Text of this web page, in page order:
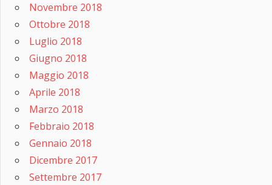
Novembre 2018
Ottobre 2018
Luglio 2018
Giugno 2018
Maggio 2018
Aprile 2018
Marzo 2018
Febbraio 2018
Gennaio 2018
Dicembre 2017
Settembre 2017